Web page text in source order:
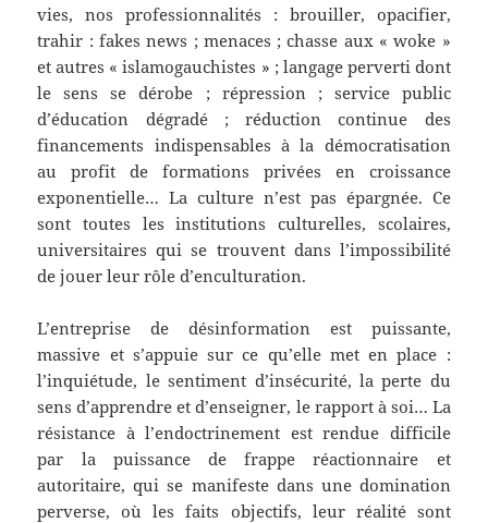
vies, nos professionnalités : brouiller, opacifier,
trahir : fakes news ; menaces ; chasse aux « woke »
et autres « islamogauchistes » ; langage perverti dont
le sens se dérobe ; répression ; service public
d’éducation dégradé ; réduction continue des
financements indispensables à la démocratisation
au profit de formations privées en croissance
exponentielle… La culture n’est pas épargnée. Ce
sont toutes les institutions culturelles, scolaires,
universitaires qui se trouvent dans l’impossibilité
de jouer leur rôle d’enculturation.
L’entreprise de désinformation est puissante,
massive et s’appuie sur ce qu’elle met en place :
l’inquiétude, le sentiment d’insécurité, la perte du
sens d’apprendre et d’enseigner, le rapport à soi… La
résistance à l’endoctrinement est rendue difficile
par la puissance de frappe réactionnaire et
autoritaire, qui se manifeste dans une domination
perverse, où les faits objectifs, leur réalité sont